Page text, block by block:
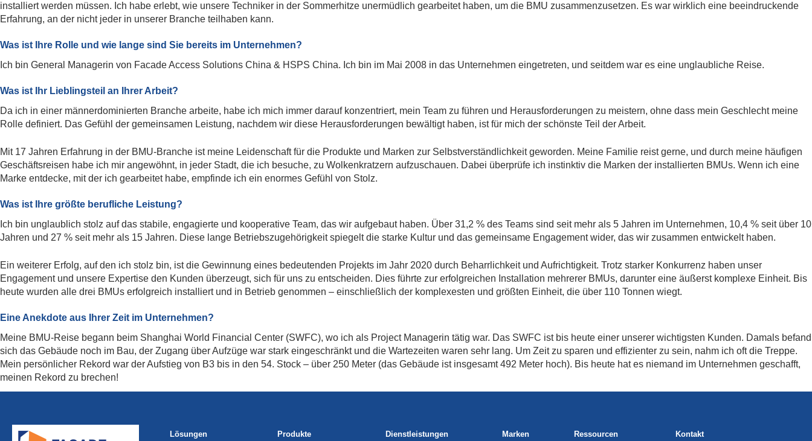
installiert werden müssen. Ich habe erlebt, wie unsere Techniker in der Sommerhitze unermüdlich gearbeitet haben, um die BMU zusammenzusetzen. Es war wirklich eine beeindruckende
Erfahrung, an der nicht jeder in unserer Branche teilhaben kann.
Was ist Ihre Rolle und wie lange sind Sie bereits im Unternehmen?
Ich bin General Managerin von Facade Access Solutions China & HSPS China. Ich bin im Mai 2008 in das Unternehmen eingetreten, und seitdem war es eine unglaubliche Reise.
Was ist Ihr Lieblingsteil an Ihrer Arbeit?
Da ich in einer männerdominierten Branche arbeite, habe ich mich immer darauf konzentriert, mein Team zu führen und Herausforderungen zu meistern, ohne dass mein Geschlecht meine
Rolle definiert. Das Gefühl der gemeinsamen Leistung, nachdem wir diese Herausforderungen bewältigt haben, ist für mich der schönste Teil der Arbeit.
Mit 17 Jahren Erfahrung in der BMU-Branche ist meine Leidenschaft für die Produkte und Marken zur Selbstverständlichkeit geworden. Meine Familie reist gerne, und durch meine häufigen
Geschäftsreisen habe ich mir angewöhnt, in jeder Stadt, die ich besuche, zu Wolkenkratzern aufzuschauen. Dabei überprüfe ich instinktiv die Marken der installierten BMUs. Wenn ich eine
Marke entdecke, mit der ich gearbeitet habe, empfinde ich ein enormes Gefühl von Stolz.
Was ist Ihre größte berufliche Leistung?
Ich bin unglaublich stolz auf das stabile, engagierte und kooperative Team, das wir aufgebaut haben. Über 31,2 % des Teams sind seit mehr als 5 Jahren im Unternehmen, 10,4 % seit über 10
Jahren und 27 % seit mehr als 15 Jahren. Diese lange Betriebszugehörigkeit spiegelt die starke Kultur und das gemeinsame Engagement wider, das wir zusammen entwickelt haben.
Ein weiterer Erfolg, auf den ich stolz bin, ist die Gewinnung eines bedeutenden Projekts im Jahr 2020 durch Beharrlichkeit und Aufrichtigkeit. Trotz starker Konkurrenz haben unser
Engagement und unsere Expertise den Kunden überzeugt, sich für uns zu entscheiden. Dies führte zur erfolgreichen Installation mehrerer BMUs, darunter eine äußerst komplexe Einheit. Bis
heute wurden alle drei BMUs erfolgreich installiert und in Betrieb genommen – einschließlich der komplexesten und größten Einheit, die über 110 Tonnen wiegt.
Eine Anekdote aus Ihrer Zeit im Unternehmen?
Meine BMU-Reise begann beim Shanghai World Financial Center (SWFC), wo ich als Project Managerin tätig war. Das SWFC ist bis heute einer unserer wichtigsten Kunden. Damals befand
sich das Gebäude noch im Bau, der Zugang über Aufzüge war stark eingeschränkt und die Wartezeiten waren sehr lang. Um Zeit zu sparen und effizienter zu sein, nahm ich oft die Treppe.
Mein persönlicher Rekord war der Aufstieg von B3 bis in den 54. Stock – über 250 Meter (das Gebäude ist insgesamt 492 Meter hoch). Bis heute hat es niemand im Unternehmen geschafft,
meinen Rekord zu brechen!
Lösungen Produkte Dienstleistungen Marken Ressourcen Kontakt